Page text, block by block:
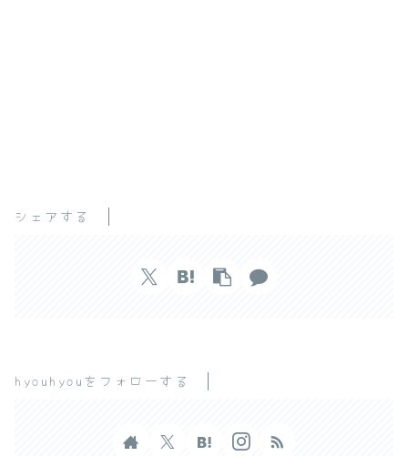
シェアする
hyouhyouをフォローする